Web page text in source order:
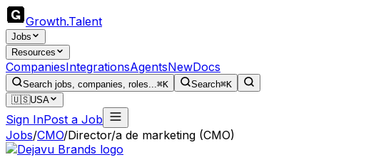
Growth.Talent
Jobs
Resources
CompaniesIntegrationsAgentsNewDocs
Search jobs, companies, roles...⌘K Search⌘K
🇺🇸USA
Sign InPost a Job
Jobs/CMO/Director/a de marketing (CMO)